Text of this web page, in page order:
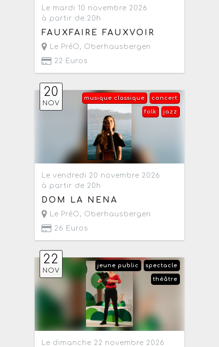
Le mardi 10 novembre 2026
à partir de 20h
FAUXFAIRE FAUXVOIR
Le PréO, Oberhausbergen
22 Euros
20
NOV
concert
musique classique
jazz
folk
Le vendredi 20 novembre 2026
à partir de 20h
DOM LA NENA
Le PréO, Oberhausbergen
26 Euros
22
NOV
spectacle
jeune public
théâtre
Le dimanche 22 novembre 2026